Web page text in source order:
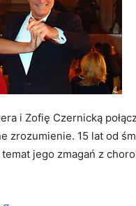
i Zofię Czernicką
zrozumienie. 15 lat od
jego zmagań z